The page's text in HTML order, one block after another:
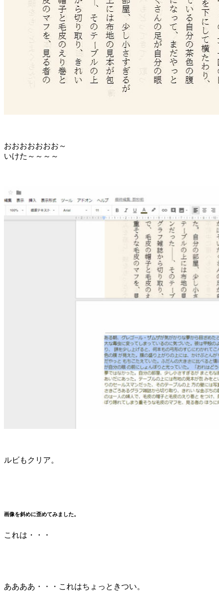
おおおおおおお～
いけた～～～～
ルビもクリア。
画像を斜めに歪めてみました。
これは・・・
ああああ・・・これはちょっときつい。